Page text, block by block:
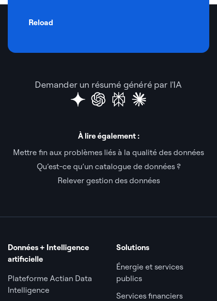
Reload
Demander un résumé généré par l'IA
À lire également :
Mettre fin aux problèmes liés à la qualité des données
Qu’est-ce qu’un catalogue de données ?
Relever gestion des données
Données + Intelligence
artificielle
Plateforme Actian Data
Intelligence
Solutions
Énergie et services
publics
Services financiers